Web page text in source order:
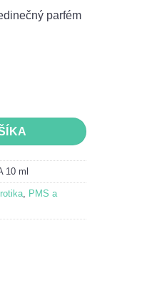
parfém
10 ml
, PMS a